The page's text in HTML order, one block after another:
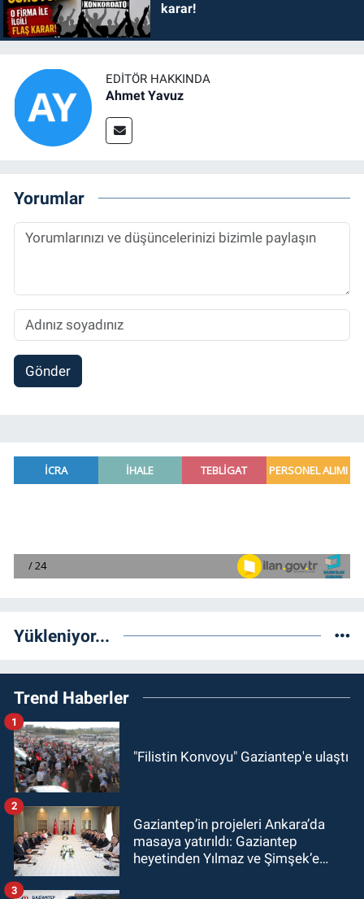
karar!
EDITÖR HAKKINDA
Ahmet Yavuz
Yorumlar
Gönder
Yükleniyor...
Trend Haberler
"Filistin Konvoyu" Gaziantep'e ulaştı
1
Gaziantep’in projeleri Ankara’da
masaya yatırıldı: Gaziantep
heyetinden Yılmaz ve Şimşek’e
2
3